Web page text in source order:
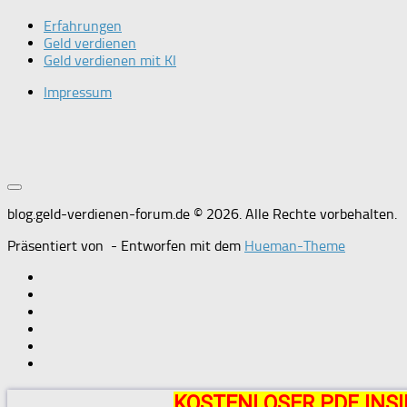
Erfahrungen
Geld verdienen
Geld verdienen mit KI
Impressum
blog.geld-verdienen-forum.de © 2026. Alle Rechte vorbehalten.
Präsentiert von - Entworfen mit dem Hueman-Theme